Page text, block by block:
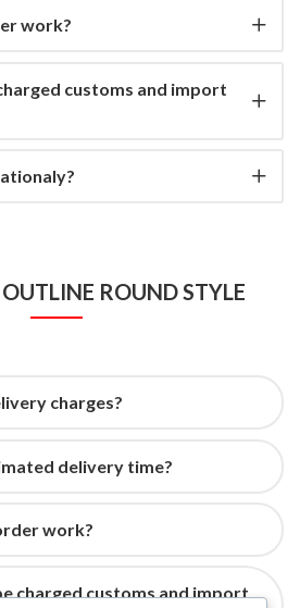
work?
customs and import
ROUND STYLE
charges?
delivery time?
work?
charged customs and import